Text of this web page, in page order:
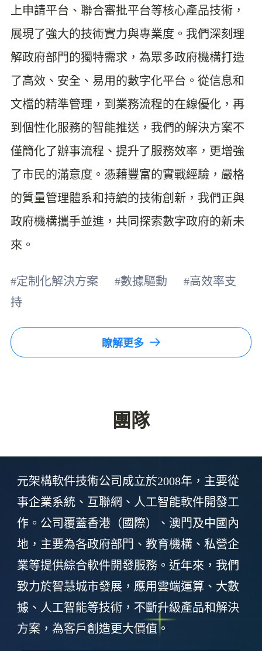
上申請平台、聯合審批平台等核心產品技術，
展現了強大的技術實力與專業度。我們深刻理
解政府部門的獨特需求，為眾多政府機構打造
了高效、安全、易用的數字化平台。從信息和
文檔的精準管理，到業務流程的在線優化，再
到個性化服務的智能推送，我們的解決方案不
僅簡化了辦事流程、提升了服務效率，更增強
了市民的滿意度。憑藉豐富的實戰經驗，嚴格
的質量管理體系和持續的技術創新，我們正與
政府機構攜手並進，共同探索數字政府的新未
來。
#定制化解決方案 #數據驅動
#高效率支
持
瞭解更多
團隊
元架構軟件技術公司成立於2008年，主要從
事企業系統、互聯網、人工智能軟件開發工
作。公司覆蓋香港（國際）、澳門及中國內
地，主要為各政府部門、教育機構、私營企
業等提供綜合軟件開發服務。近年來，我們
致力於智慧城市發展，應用雲端運算、大數
據、人工智能等技術，不斷升級產品和解決
方案，為客戶創造更大價值。